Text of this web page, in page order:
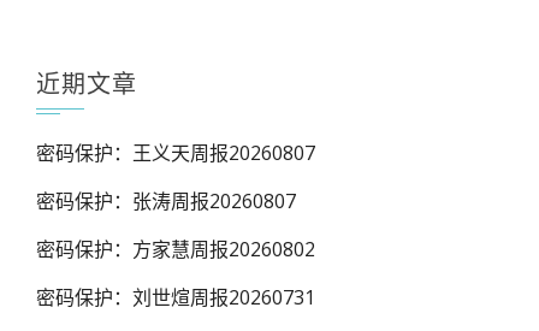
近期文章
密码保护：王义天周报20260807
密码保护：张涛周报20260807
密码保护：方家慧周报20260802
密码保护：刘世煊周报20260731